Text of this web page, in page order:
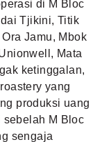
di M Bloc
Tjikini, Titik
Jamu, Mbok
Mata
ketinggalan,
yang
produksi uang
sebelah M Bloc
sengaja